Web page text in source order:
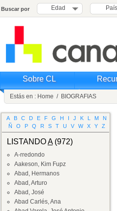
Buscar por Edad País
Sobre CL
Estás en : Home / BIOGRAFIAS
A B C D E F G H I J K L M
N
Ñ
O P Q R S T U V W X Y Z
LISTANDOA(972)
A-rredondo
Aakeson, Kim Fupz
Abad, Hermanos
Abad, Arturo
Abad, José
Abad Carlés, Ana